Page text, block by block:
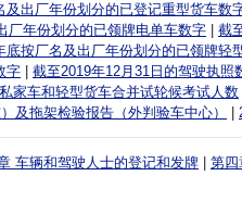
及出厂年份划分的已登记重型货车数
厂年份划分的已领牌电单车数字 截
底按厂名及出厂年份划分的已领牌轻
字
截至2019年12月31日的驾驶执照
家车和轻型货车合并试轮候考试人数
及拖架检验报告（外判验车中心）
车辆和驾驶人士的登记和发牌 第四